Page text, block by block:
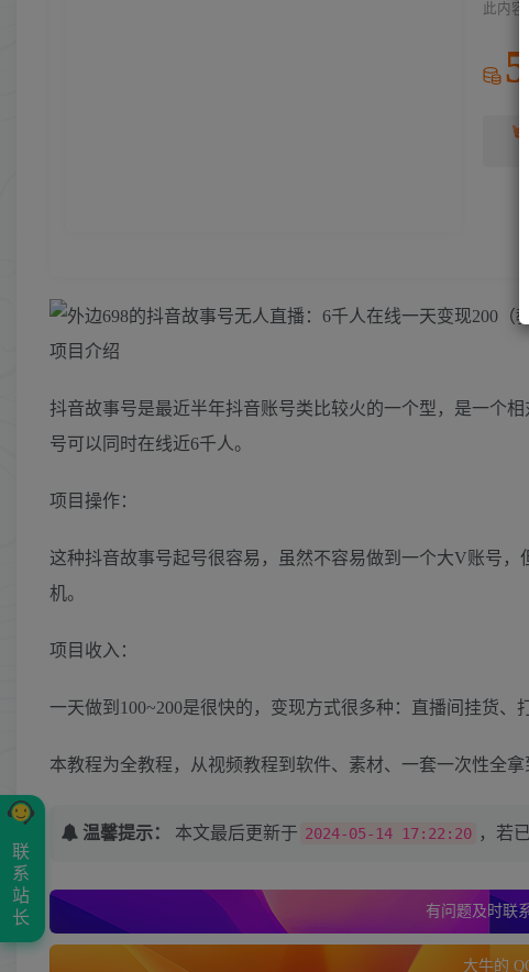
此内
5
项目介绍
抖音故事号是最近半年抖音账号类比较火的一个型，是一个
号可以同时在线近6千人。
项目操作：
这种抖音故事号起号很容易，虽然不容易做到一个大V账号
机。
项目收入：
一天做到100~200是很快的，变现方式很多种：直播间挂货、
本教程为全教程，从视频教程到软件、素材、一套一次性全拿
温馨提示： 本文最后更新于 2024-05-14 17:22:20 ，若
有问题及时联
大牛的
联
系
站
长